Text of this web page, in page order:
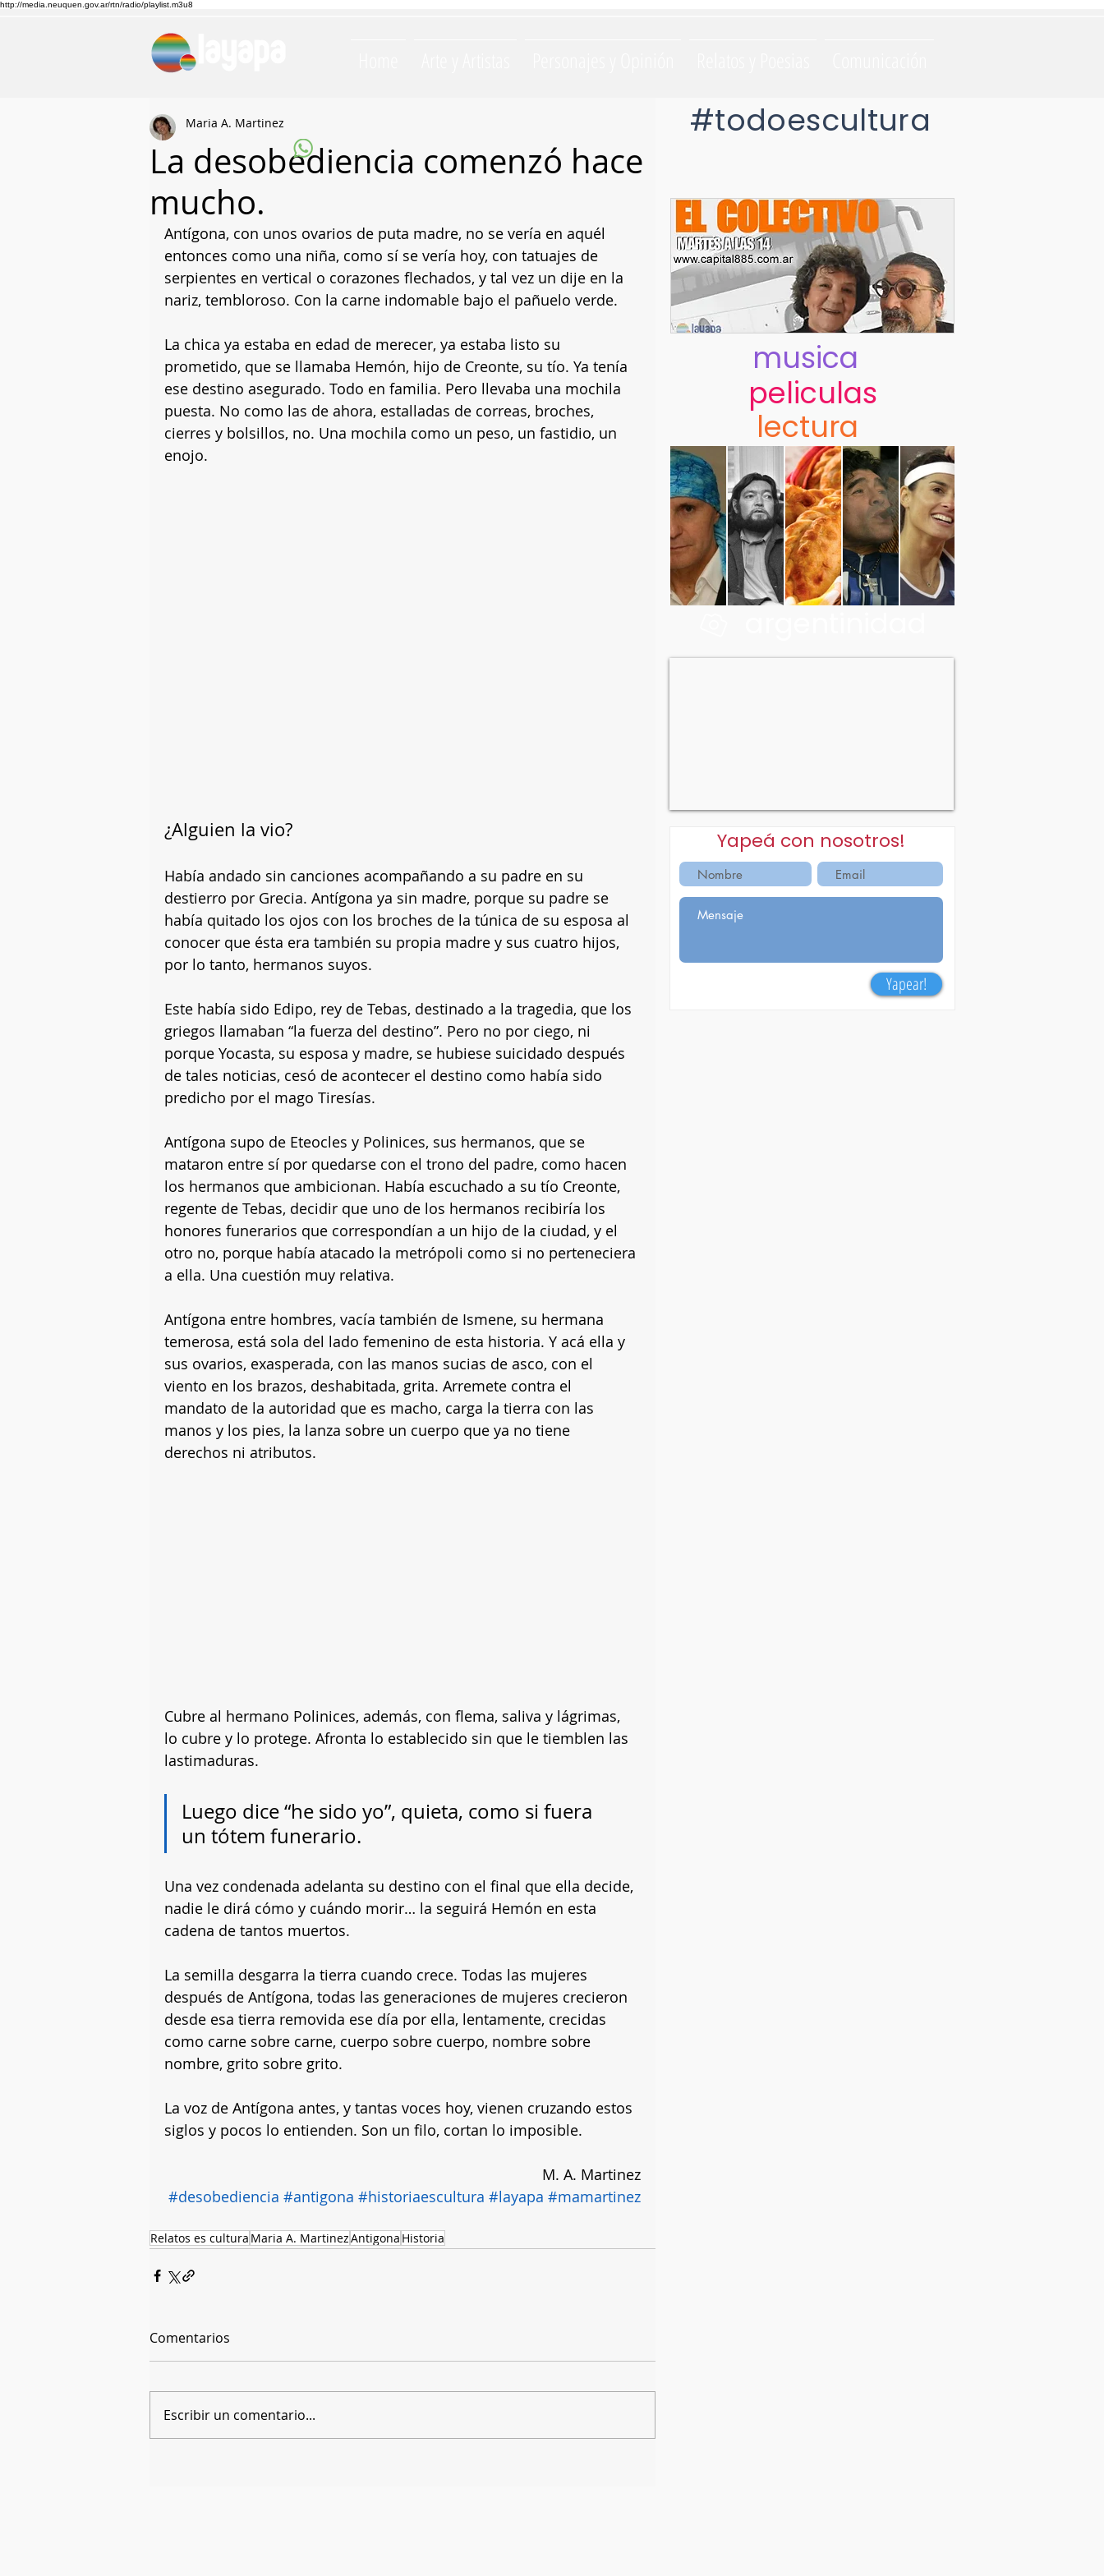
http://media.neuquen.gov.ar/rtn/radio/playlist.m3u8
La desobediencia comenzó hace
mucho.
Maria A. Martinez
Antígona, con unos ovarios de puta madre, no se vería en aquél
entonces como una niña, como sí se vería hoy, con tatuajes de
serpientes en vertical o corazones flechados, y tal vez un dije en la
nariz, tembloroso. Con la carne indomable bajo el pañuelo verde.
La chica ya estaba en edad de merecer, ya estaba listo su
prometido, que se llamaba Hemón, hijo de Creonte, su tío. Ya tenía
ese destino asegurado. Todo en familia. Pero llevaba una mochila
puesta. No como las de ahora, estalladas de correas, broches,
cierres y bolsillos, no. Una mochila como un peso, un fastidio, un
enojo.
¿Alguien la vio?
Había andado sin canciones acompañando a su padre en su
destierro por Grecia. Antígona ya sin madre, porque su padre se
había quitado los ojos con los broches de la túnica de su esposa al
conocer que ésta era también su propia madre y sus cuatro hijos,
por lo tanto, hermanos suyos.
Este había sido Edipo, rey de Tebas, destinado a la tragedia, que los
griegos llamaban “la fuerza del destino”. Pero no por ciego, ni
porque Yocasta, su esposa y madre, se hubiese suicidado después
de tales noticias, cesó de acontecer el destino como había sido
predicho por el mago Tiresías.
Antígona supo de Eteocles y Polinices, sus hermanos, que se
mataron entre sí por quedarse con el trono del padre, como hacen
los hermanos que ambicionan. Había escuchado a su tío Creonte,
regente de Tebas, decidir que uno de los hermanos recibiría los
honores funerarios que correspondían a un hijo de la ciudad, y el
otro no, porque había atacado la metrópoli como si no perteneciera
a ella. Una cuestión muy relativa.
Antígona entre hombres, vacía también de Ismene, su hermana
temerosa, está sola del lado femenino de esta historia. Y acá ella y
sus ovarios, exasperada, con las manos sucias de asco, con el
viento en los brazos, deshabitada, grita. Arremete contra el
mandato de la autoridad que es macho, carga la tierra con las
manos y los pies, la lanza sobre un cuerpo que ya no tiene
derechos ni atributos.
Cubre al hermano Polinices, además, con flema, saliva y lágrimas,
lo cubre y lo protege. Afronta lo establecido sin que le tiemblen las
lastimaduras.
Luego dice “he sido yo”, quieta, como si fuera
un tótem funerario.
Una vez condenada adelanta su destino con el final que ella decide,
nadie le dirá cómo y cuándo morir… la seguirá Hemón en esta
cadena de tantos muertos.
La semilla desgarra la tierra cuando crece. Todas las mujeres
después de Antígona, todas las generaciones de mujeres crecieron
desde esa tierra removida ese día por ella, lentamente, crecidas
como carne sobre carne, cuerpo sobre cuerpo, nombre sobre
nombre, grito sobre grito.
La voz de Antígona antes, y tantas voces hoy, vienen cruzando estos
siglos y pocos lo entienden. Son un filo, cortan lo imposible.
M. A. Martinez
#desobediencia #antigona #historiaescultura #layapa #mamartinez
Relatos es cultura Maria A. MartinezAntigona Historia
Comentarios
Escribir un comentario...
#todoescultura
musica
peliculas
lectura
Yapeá con nosotros!
Yapear!